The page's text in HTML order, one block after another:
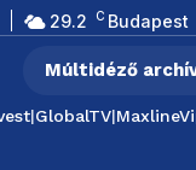
29.2 C Budapest
Múltidéző
|GlobalTV|